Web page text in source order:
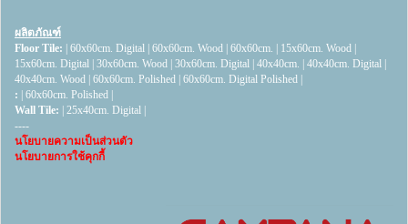
ผลิตภัณฑ์
Floor Tile:
60x60cm. Digital 60x60cm. Wood 60x60cm. 15x60cm. Wood
15x60cm. Digital 30x60cm. Wood 30x60cm. Digital 40x40cm. 40x40cm. Digital
40x40cm. Wood 60x60cm. Polished 60x60cm. Digital Polished
:
60x60cm. Polished
Wall Tile:
25x40cm. Digital
----
นโยบายความเป็นส่วนตัว
นโยบายการใช้คุกกี้